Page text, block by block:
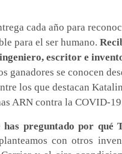
cada año para
para el ser humano.
escritor e
ganadores se conocen
los que destacan Katalin
ARN contra la COVID-
has preguntado por qué
con otros